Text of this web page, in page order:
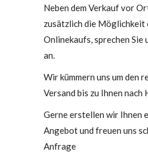
Neben dem Verkauf vor
zusätzlich die Möglichkeit
Onlinekaufs, sprechen Sie
an.
Wir kümmern uns um den
Versand bis zu Ihnen nach
Gerne erstellen wir Ihnen
Angebot und freuen uns
Anfrage